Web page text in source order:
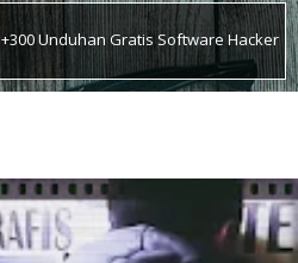
+300 Unduhan Gratis Software Hacker